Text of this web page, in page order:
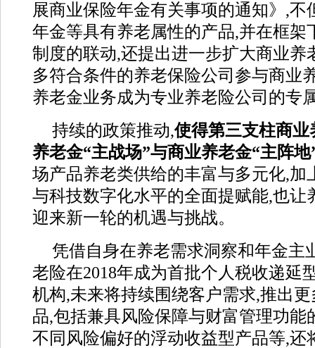
展商业保险年金有关事项的通知》,不
年金等具有养老属性的产品,并在框架
制度的联动,还提出进一步扩大商业养
多符合条件的养老保险公司参与商业
养老金业务成为专业养老险公司的专
持续的政策推动,使得第三支柱商
养老金“主战场”与商业养老金“主阵
场产品养老类供给的丰富与多元化,加
与科技数字化水平的全面提赋能,也让
迎来新一轮的机遇与挑战。
凭借自身在养老需求洞察和年金主
老险在2018年成为首批个人税收递延
机构,未来将持续围绕客户需求,推出
品,包括兼具风险保障与财富管理功能
不同风险偏好的浮动收益型产品等,还